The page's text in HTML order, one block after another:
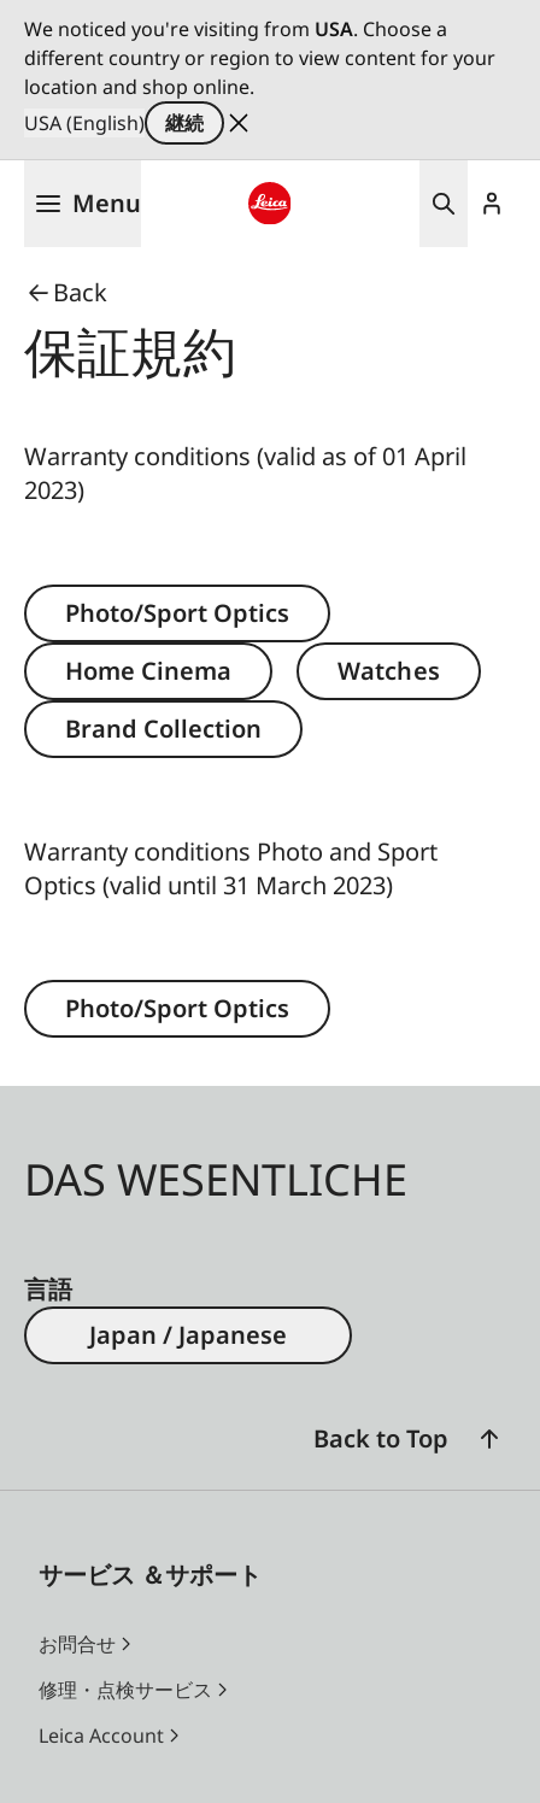
We noticed you're visiting from USA. Choose a
different country or region to view content for your
location and shop online.
USA (English)
継続
Menu
Back
保証規約
Warranty conditions (valid as of 01 April
2023)
Photo/Sport Optics
Home Cinema
Watches
Brand Collection
Warranty conditions Photo and Sport
Optics (valid until 31 March 2023)
Photo/Sport Optics
DAS WESENTLICHE
言語
Japan / Japanese
Back to Top
サービス ＆サポート
お問合せ
修理・点検サービス
Leica Account